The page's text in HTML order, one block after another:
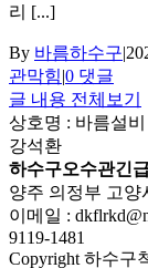
리 [...]
By 바름하수구|
관막힘|0 댓글
글 내용 전체보기
상호명 : 바름설비
강석환
하수구오수관긴
양주 의정부 고양
이메일 :
9119-1481
Copyright 하수구